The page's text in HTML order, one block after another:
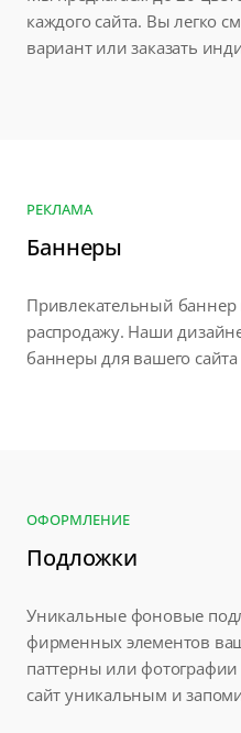
каждого сайта. Вы легко
вариант или заказать
РЕКЛАМА
Баннеры
Привлекательный
распродажу. Наши
баннеры для вашего
ОФОРМЛЕНИЕ
Подложки
Уникальные фоновые
фирменных элементов
паттерны или
сайт уникальным и